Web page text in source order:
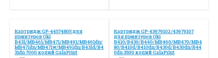
Картридж GP-44574805 для
принтеров Oki
B431/MB461/MB471/MB491/MB461dn/
MB471dn/MB471w/MB491dn/B431d/B4
31dn 7000 копий GalaPrint
Картридж GP-43979102/43979107
для принтеров Oki
B410/B430/B440/MB460/MB470/MB4
80/B410d/B410dn/B430d/B430dn/B44
0dn 3500 копий GalaPrint